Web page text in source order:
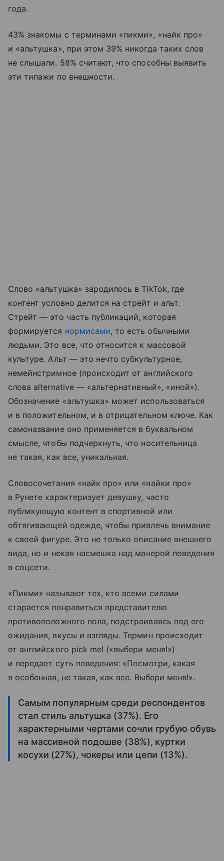
года.
43% знакомы с терминами «пикми», «найк про»
и «альтушка», при этом 39% никогда таких слов
не слышали. 58% считают, что способны выявить
эти типажи по внешности.
Слово «альтушка» зародилось в TikTok, где
контент условно делится на стрейт и альт.
Стрейт — это часть публикаций, которая
формируется нормисами, то есть обычными
людьми. Это все, что относится к массовой
культуре. Альт — это нечто субкультурное,
немейнстримное (происходит от английского
слова alternative — «альтернативный», «иной»).
Обозначение «альтушка» может использоваться
и в положительном, и в отрицательном ключе. Как
самоназвание оно применяется в буквальном
смысле, чтобы подчеркнуть, что носительница
не такая, как все, уникальная.
Словосочетания «найк про» или «найки про»
в Рунете характеризует девушку, часто
публикующую контент в спортивной или
обтягивающей одежде, чтобы привлечь внимание
к своей фигуре. Это не только описание внешнего
вида, но и некая насмешка над манерой поведения
в соцсети.
«Пикми» называют тех, кто всеми силами
старается понравиться представителю
противоположного пола, подстраиваясь под его
ожидания, вкусы и взгляды. Термин происходит
от английского pick me! («выбери меня!»)
и передает суть поведения: «Посмотри, какая
я особенная, не такая, как все. Выбери меня!».
Самым популярным среди респондентов
стал стиль альтушка (37%). Его
характерными чертами сочли грубую обувь
на массивной подошве (38%), куртки
косухи (27%), чокеры или цепи (13%).